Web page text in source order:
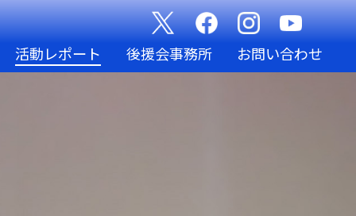
活動レポート 後援会事務所 お問い合わせ